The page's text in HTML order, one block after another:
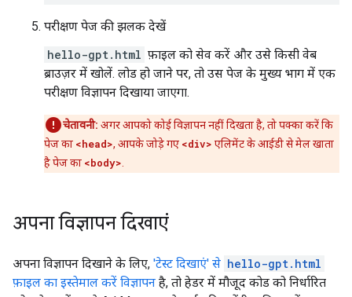
परीक्षण पेज की झलक देखें
hello-gpt.html फ़ाइल को सेव करें और उसे किसी वेब
ब्राउज़र में खोलें. लोड हो जाने पर, तो उस पेज के मुख्य भाग में एक
परीक्षण विज्ञापन दिखाया जाएगा.
चेतावनी: अगर आपको कोई विज्ञापन नहीं दिखता है, तो पक्का करें कि
पेज का <head>, आपके जोड़े गए <div> एलिमेंट के आईडी से मेल खाता
है पेज का <body>
अपना विज्ञापन दिखाएं
अपना विज्ञापन दिखाने के लिए, 'टेस्ट दिखाएं' से hello-gpt.html
फ़ाइल का इस्तेमाल करें विज्ञापन है, तो हेडर में मौजूद कोड को निर्धारित